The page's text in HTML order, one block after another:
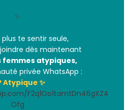
✨
te sentir seule,
dès maintenant
femmes atypiques,
privée WhatsApp :
Atypique ✨
F2q1Oo1tamtDn46gXZ4
Ofg